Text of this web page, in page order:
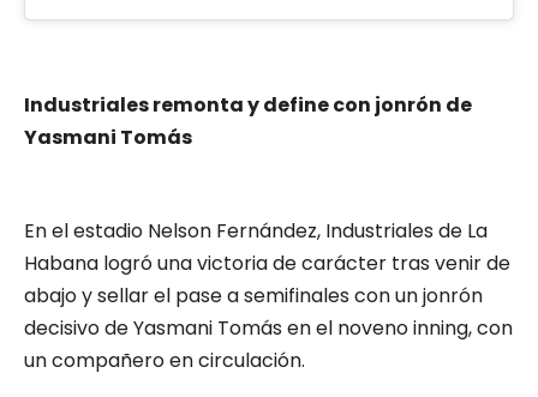
Industriales remonta y define con jonrón de
Yasmani Tomás
En el estadio Nelson Fernández, Industriales de La
Habana logró una victoria de carácter tras venir de
abajo y sellar el pase a semifinales con un jonrón
decisivo de Yasmani Tomás en el noveno inning, con
un compañero en circulación.